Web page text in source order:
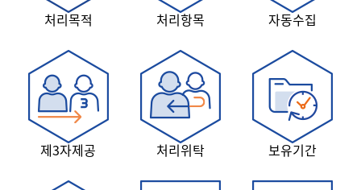
처리목적 처리항목 자동수집
제3자제공 처리위탁 보유기간